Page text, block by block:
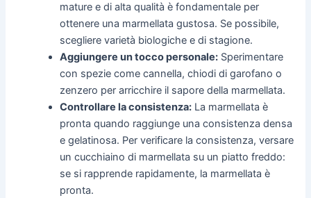
mature e di alta qualità è fondamentale per
ottenere una marmellata gustosa. Se possibile,
scegliere varietà biologiche e di stagione.
Aggiungere un tocco personale: Sperimentare
con spezie come cannella, chiodi di garofano o
zenzero per arricchire il sapore della marmellata.
Controllare la consistenza: La marmellata è
pronta quando raggiunge una consistenza densa
e gelatinosa. Per verificare la consistenza, versare
un cucchiaino di marmellata su un piatto freddo:
se si rapprende rapidamente, la marmellata è
pronta.